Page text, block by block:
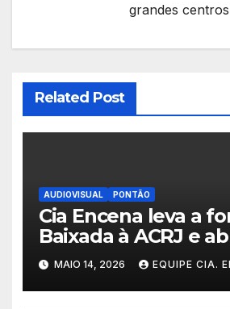
grandes
Related Post
AUDIOVISUAL PONTÃO
Cia Encena leva a
Baixada à ACRJ e
inscrições para a 2ª
Fazendo Meu
em Nova Iguaçu
MAIO 14, 2026 EQUIPE CIA.